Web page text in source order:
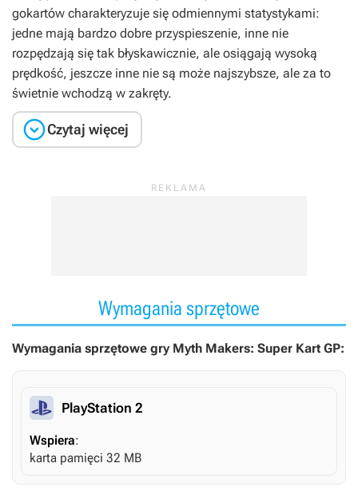
gokartów charakteryzuje się odmiennymi statystykami:
jedne mają bardzo dobre przyspieszenie, inne nie
rozpędzają się tak błyskawicznie, ale osiągają wysoką
prędkość, jeszcze inne nie są może najszybsze, ale za to
świetnie wchodzą w zakręty.
Czytaj więcej
Wymagania sprzętowe
Wymagania sprzętowe gry Myth Makers: Super Kart GP:
PlayStation 2
Wspiera:
karta pamięci 32 MB